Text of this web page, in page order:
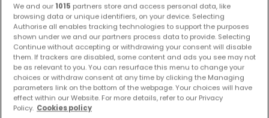
Bauland zum Kauf inKörperich
128.100 €
6,1 Ar
We and our 1015 partners store and access personal data, like
browsing data or unique identifiers, on your device. Selecting
Authorise all enables tracking technologies to support the purposes
shown under we and our partners process data to provide. Selecting
Continue without accepting or withdrawing your consent will disable
them. If trackers are disabled, some content and ads you see may not
be as relevant to you. You can resurface this menu to change your
choices or withdraw consent at any time by clicking the Managing
parameters link on the bottom of the webpage. Your choices will have
effect within our Website. For more details, refer to our Privacy
Policy. Cookies policy